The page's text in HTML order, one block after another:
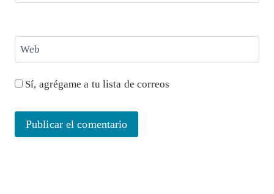
Web
Sí, agrégame a tu lista de correos